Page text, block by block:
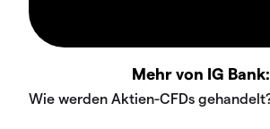
Mehr von IG Bank: